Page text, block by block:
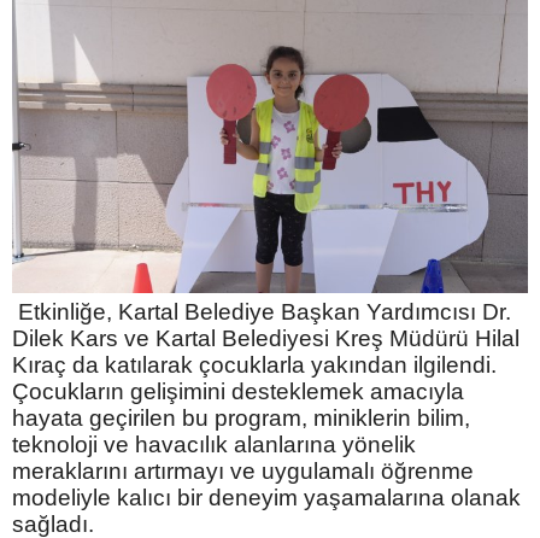
​ Etkinliğe, Kartal Belediye Başkan Yardımcısı Dr.
Dilek Kars ve Kartal Belediyesi Kreş Müdürü Hilal
Kıraç da katılarak çocuklarla yakından ilgilendi.
Çocukların gelişimini desteklemek amacıyla
hayata geçirilen bu program, miniklerin bilim,
teknoloji ve havacılık alanlarına yönelik
meraklarını artırmayı ve uygulamalı öğrenme
modeliyle kalıcı bir deneyim yaşamalarına olanak
sağladı.